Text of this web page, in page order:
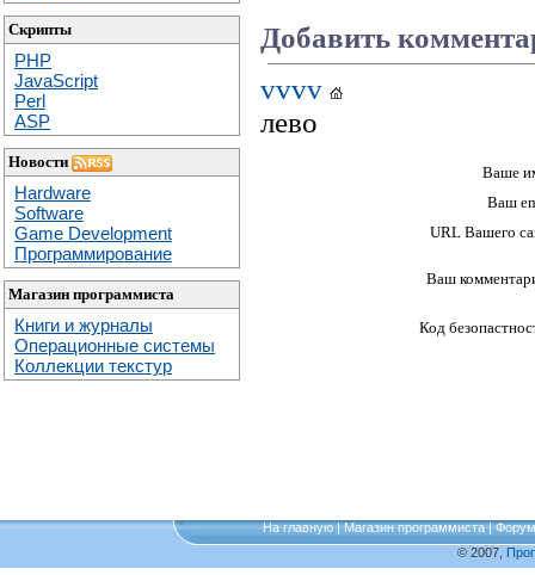
Скрипты
PHP
JavaScript
Perl
ASP
Новости
Hardware
Software
Game Development
Программирование
Магазин программиста
Книги и журналы
Операционные системы
Коллекции текстур
Добавить
vvvv
лево
Ваше
Ваш
URL Вашего
Ваш
Код
На главную|Магазин программиста|Форум
© 2007,